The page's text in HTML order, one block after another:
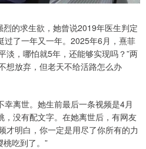
的求生欲，她曾说2019年医生判定
过了一年又一年。2025年6月，熹菲
淡，哪怕就5年，还能够实现吗？”两
想放弃，但老天不给活路怎么办
离世。她生前最后一条视频是4月
没有配文字。在她离世后，有网友
才明白，你一定是用尽了你所有的力
吃到了。”